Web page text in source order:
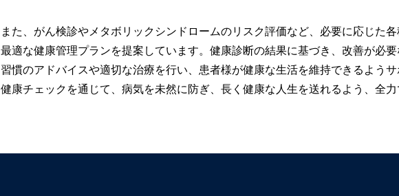
また、がん検診やメタボリックシンドロームのリスク評価など、必要に応じた
最適な健康管理プランを提案しています。健康診断の結果に基づき、改善が必
習慣のアドバイスや適切な治療を行い、患者様が健康な生活を維持できるよう
健康チェックを通じて、病気を未然に防ぎ、長く健康な人生を送れるよう、全力